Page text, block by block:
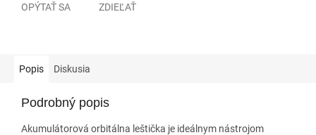
OPÝTAŤ SA ZDIEĽAŤ
Popis Diskusia
Podrobný popis
Akumulátorová orbitálna leštička je ideálnym nástrojom